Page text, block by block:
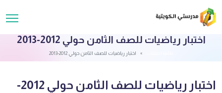
اختبار رياضيات للصف الثامن حولي 2012-2013
اختبار رياضيات للصف الثامن حولي 2012-2013
اختبار رياضيات للصف الثامن حولي 2012-